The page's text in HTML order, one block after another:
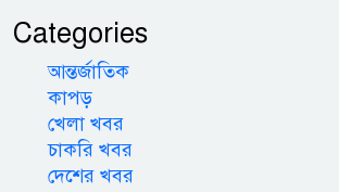
Categories
আন্তর্জাতিক
কাপড়
খেলা খবর
চাকরি খবর
দেশের খবর